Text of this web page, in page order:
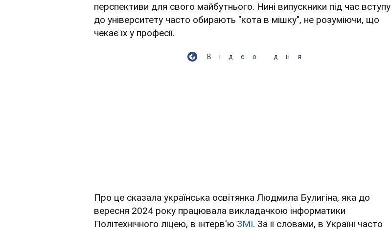
перспективи для свого майбутнього. Нині випускники під час вступу
до університету часто обирають "кота в мішку", не розуміючи, що
чекає їх у професії.
Відео дня
Про це сказала українська освітянка Людмила Булигіна, яка до
вересня 2024 року працювала викладачкою інформатики
Політехнічного ліцею, в інтерв'ю ЗМІ. За її словами, в Україні часто